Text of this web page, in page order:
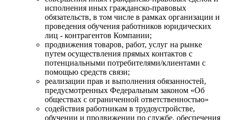
исполнения иных гражданско-правовых
обязательств, в том числе в рамках организации и
проведения обучения работников юридических
лиц - контрагентов Компании;
продвижения товаров, работ, услуг на рынке
путем осуществления прямых контактов с
потенциальными потребителями/клиентами с
помощью средств связи;
реализации прав и выполнения обязанностей,
предусмотренных Федеральным законом «Об
обществах с ограниченной ответственностью»
содействия работникам в трудоустройстве,
обучении и продвижении по службе, обеспечения